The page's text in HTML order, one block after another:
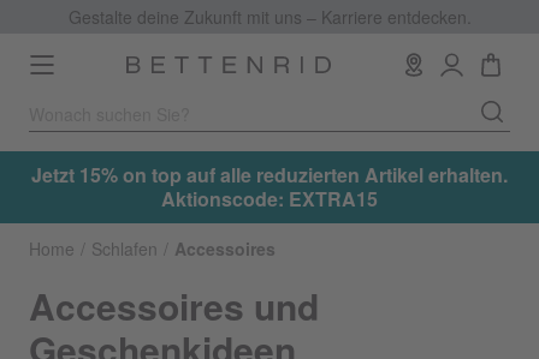
Gestalte deine Zukunft mit uns – Karriere entdecken.
Toggle
navigation
Jetzt 15% on top auf alle reduzierten Artikel
Aktionscode: EXTRA15
Home Schlafen Accessoires
Accessoires und